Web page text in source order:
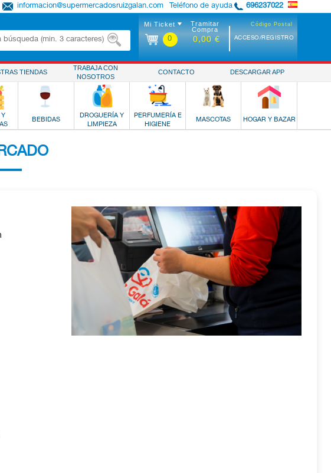
Teléfono de ayuda 696237022
informacion@supermercadosruizgalan.com
Código Postal
ACCESO/REGISTRO
Mi Ticket
0
Tramitar
Compra
0,00 €
TIENDAS
TRABAJA CON
NOSOTROS
CONTACTO DESCARGAR APP
Y
BEBIDAS
DROGUERÍA Y
LIMPIEZA
PERFUMERÍA E
HIGIENE
MASCOTAS HOGAR Y BAZAR